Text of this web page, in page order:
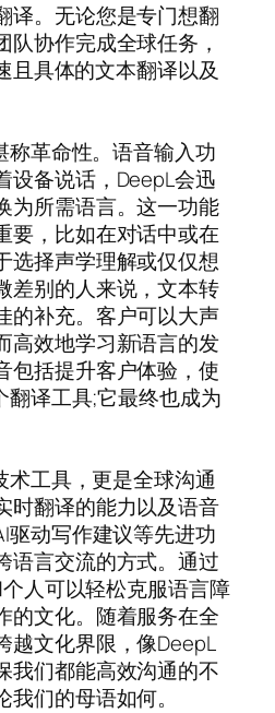
译。无论您是专门想翻
协作完成全球任务，
且具体的文本翻译以及
称革命性。语音输入功
设备说话，DeepL会迅
为所需语言。这一功能
要，比如在对话中或在
选择声学理解或仅仅想
差别的人来说，文本转
的补充。客户可以大声
高效地学习新语言的发
包括提升客户体验，使
翻译工具;它最终也成为
术工具，更是全球沟通
时翻译的能力以及语音
驱动写作建议等先进功
语言交流的方式。通过
人可以轻松克服语言障
的文化。随着服务在全
越文化界限，像DeepL
我们都能高效沟通的不
们的母语如何。